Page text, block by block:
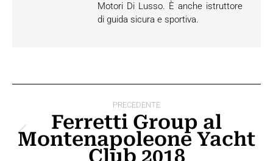
Motori Di Lusso. È anche istruttore
di guida sicura e sportiva.
PRECEDENTE
Post
precedente:
Ferretti Group al
Montenapoleone Yacht
Club 2018